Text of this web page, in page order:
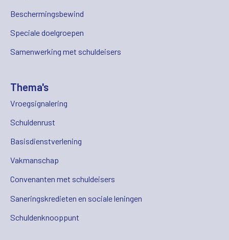
Beschermingsbewind
Speciale doelgroepen
Samenwerking met schuldeisers
Thema's
Vroegsignalering
Schuldenrust
Basisdienstverlening
Vakmanschap
Convenanten met schuldeisers
Saneringskredieten en sociale leningen
Schuldenknooppunt